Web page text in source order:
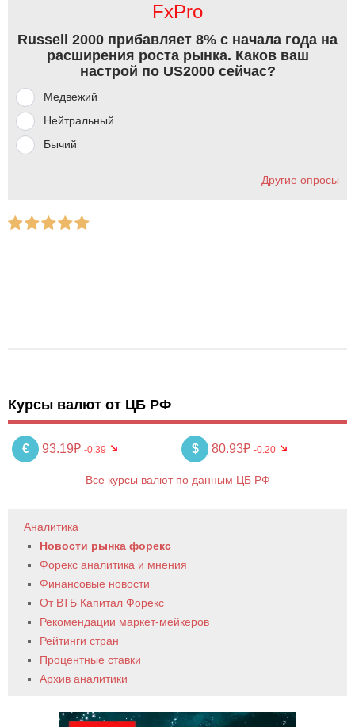
FxPro
Russell 2000 прибавляет 8% с начала года на
расширения роста рынка. Каков ваш
настрой по US2000 сейчас?
Медвежий
Нейтральный
Бычий
Другие опросы
Курсы валют от ЦБ РФ
€ 93.19₽ -0.39 $ 80.93₽ -0.20
Все курсы валют по данным ЦБ РФ
Аналитика
Новости рынка форекс
Форекс аналитика и мнения
Финансовые новости
От ВТБ Капитал Форекс
Рекомендации маркет-мейкеров
Рейтинги стран
Процентные ставки
Архив аналитики